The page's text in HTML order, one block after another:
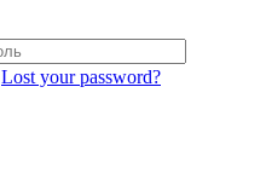
Lost your password?